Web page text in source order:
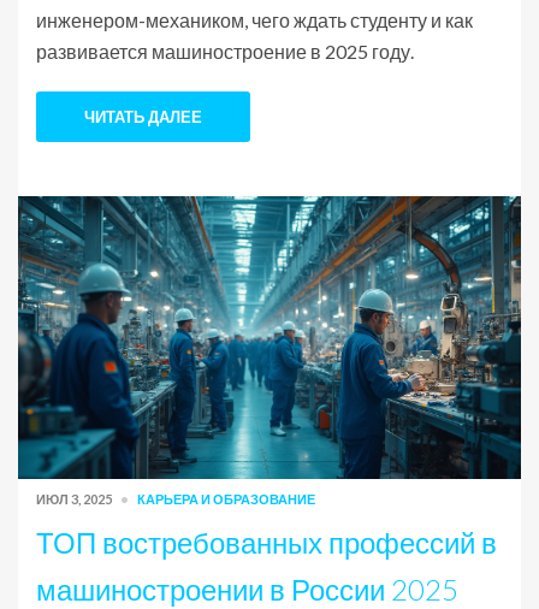
инженером-механиком, чего ждать студенту и как
развивается машиностроение в 2025 году.
ЧИТАТЬ ДАЛЕЕ
ИЮЛ 3, 2025 КАРЬЕРА И ОБРАЗОВАНИЕ
ТОП востребованных профессий в
машиностроении в России 2025